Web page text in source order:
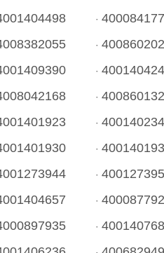
·
·
·
·
·
·
·
·
·